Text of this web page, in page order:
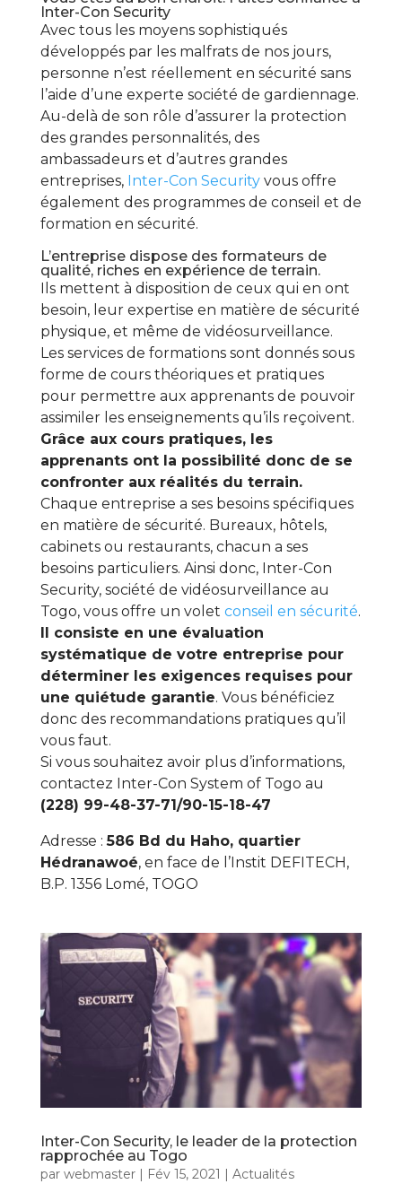
Inter-Con Security
Avec tous les moyens sophistiqués
développés par les malfrats de nos jours,
personne n’est réellement en sécurité sans
l’aide d’une experte société de gardiennage.
Au-delà de son rôle d’assurer la protection
des grandes personnalités, des
ambassadeurs et d’autres grandes
entreprises, Inter-Con Securityvous offre
également des programmes de conseil et de
formation en sécurité.
L’entreprise dispose des formateurs de
qualité, riches en expérience de terrain.
Ils mettent à disposition de ceux qui en ont
besoin, leur expertise en matière de sécurité
physique, et même de vidéosurveillance.
Les services de formations sont donnés sous
forme de cours théoriques et pratiques
pour permettre aux apprenants de pouvoir
assimiler les enseignements qu’ils reçoivent.
Grâce aux cours pratiques, les
apprenants ont la possibilité donc de se
confronter aux réalités du terrain.
Chaque entreprise a ses besoins spécifiques
en matière de sécurité. Bureaux, hôtels,
cabinets ou restaurants, chacun a ses
besoins particuliers. Ainsi donc, Inter-Con
Security, société de vidéosurveillance au
Togo, vous offre un volet conseil en sécurité.
Il consiste en une évaluation
systématique de votre entreprise pour
déterminer les exigences requises pour
une quiétude garantie. Vous bénéficiez
donc des recommandations pratiques qu’il
vous faut.
Si vous souhaitez avoir plus d’informations,
contactez Inter-Con System of Togo au
(228) 99-48-37-71/90-15-18-47
Adresse :586 Bd du Haho, quartier
Hédranawoé, en face de l’Instit DEFITECH,
B.P. 1356 Lomé, TOGO
Inter-Con Security, le leader de la protection
rapprochée au Togo
par webmaster| Fév 15, 2021 Actualités